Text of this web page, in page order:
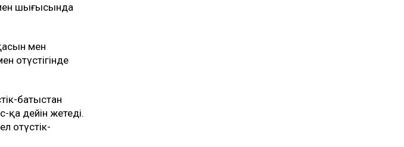
мен шығысында
мен
оңтүстігінде
батыстан
қа дейін жетеді.